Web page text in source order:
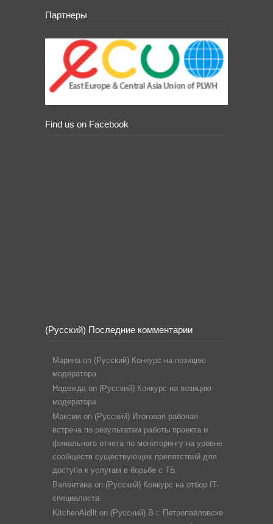
Партнеры
Find us on Facebook
(Русский) Последние комментарии
Марина on (Русский) Конкурс на позицию
модератора
Надежда on (Русский) Конкурс на позицию
модератора
Максим on (Русский) Итоговая рабочая
встреча по результатам работы проекта и
финального отчета по мониторингу на уровне
сообществ существующих препятствий для
доступа к услугам в борьбе с ТБ.
Валентина on (Русский) Конкурс на отбор IT-
специалиста
KitchenAidllt on (Русский) В г. Петропавловске